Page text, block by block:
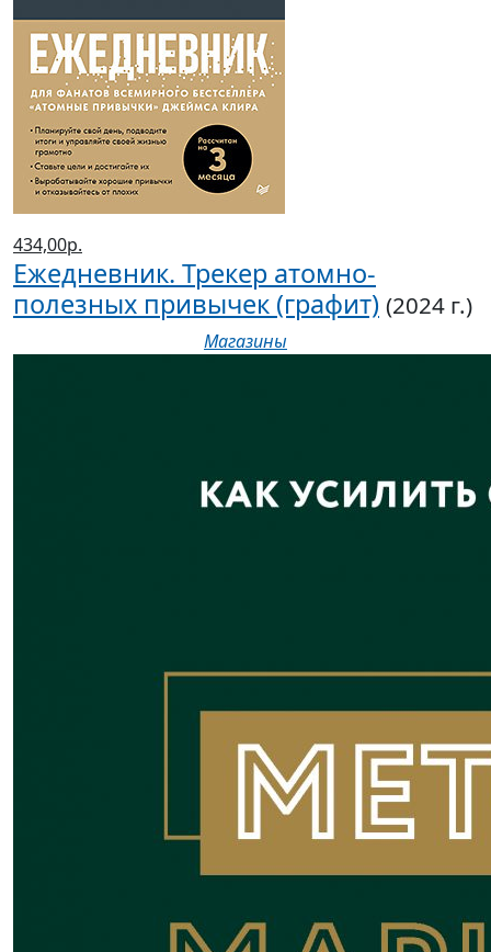
434,00р.
Ежедневник. Трекер атомно-
полезных привычек (графит) (2024 г.)
Магазины